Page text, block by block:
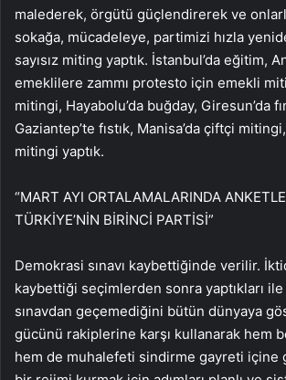
malederek, örgütü güçlendirerek ve
sokağa, mücadeleye, partimizi hızla
sayısız miting yaptık. İstanbul’da eğitim,
emeklilere zammı protesto için emekli
mitingi, Hayabolu’da buğday, Giresun’da
Gaziantep’te fıstık, Manisa’da çiftçi
mitingi yaptık.
“MART AYI ORTALAMALARINDA
TÜRKİYE’NİN BİRİNCİ PARTİSİ”
Demokrasi sınavı kaybettiğinde verilir.
kaybettiği seçimlerden sonra yaptıkları
sınavdan geçemediğini bütün dünyaya
gücünü rakiplerine karşı kullanarak hem
hem de muhalefeti sindirme gayreti içine